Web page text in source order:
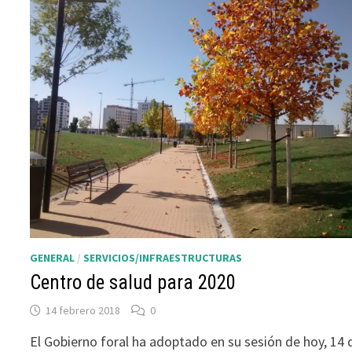
GENERAL /SERVICIOS/INFRAESTRUCTURAS
Centro de salud para 2020
14 febrero 2018 0
El Gobierno foral ha adoptado en su sesión de hoy, 14